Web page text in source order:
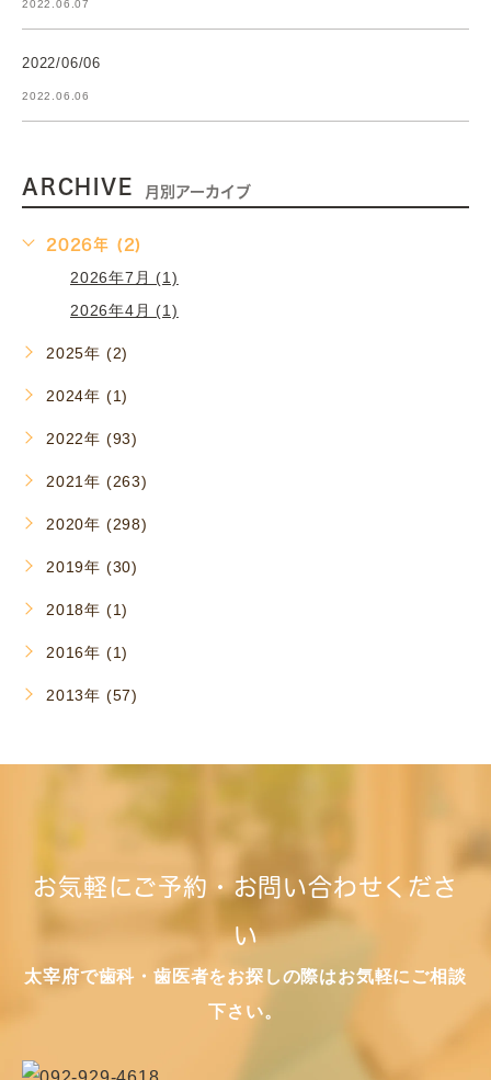
2022.06.07
2022/06/06
2022.06.06
ARCHIVE 月別アーカイブ
2026年 (2)
2026年7月 (1)
2026年4月 (1)
2025年 (2)
2024年 (1)
2022年 (93)
2021年 (263)
2020年 (298)
2019年 (30)
2018年 (1)
2016年 (1)
2013年 (57)
お気軽にご予約・お問い合わせくださ
い
太宰府で歯科・歯医者をお探しの際はお気軽にご相談
下さい。